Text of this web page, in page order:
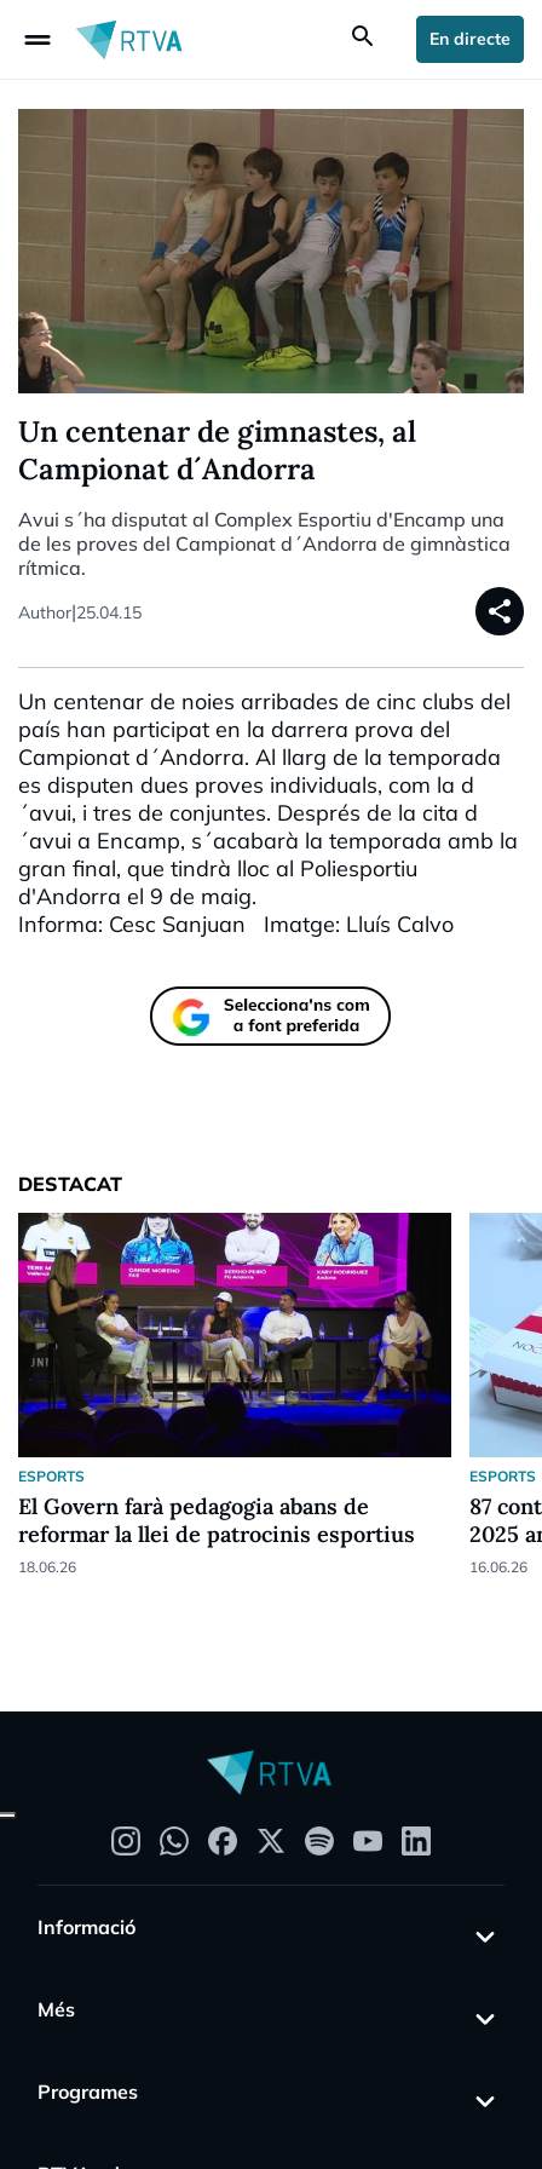
drag_handle search En directe
Un centenar de gimnastes, al
Campionat d´Andorra
Avui s´ha disputat al Complex Esportiu d'Encamp una
de les proves del Campionat d´Andorra de gimnàstica
rítmica.
Author|25.04.15 share
Un centenar de noies arribades de cinc clubs del
país han participat en la darrera prova del
Campionat d´Andorra. Al llarg de la temporada
es disputen dues proves individuals, com la d
´avui, i tres de conjuntes. Després de la cita d
´avui a Encamp, s´acabarà la temporada amb la
gran final, que tindrà lloc al Poliesportiu
d'Andorra el 9 de maig.
Informa: Cesc Sanjuan Imatge: Lluís Calvo
DESTACAT
ESPORTS
El Govern farà pedagogia abans de
reformar la llei de patrocinis esportius
18.06.26
ESPORTS
87
2025
16.06.26
Informació
Més
Programes